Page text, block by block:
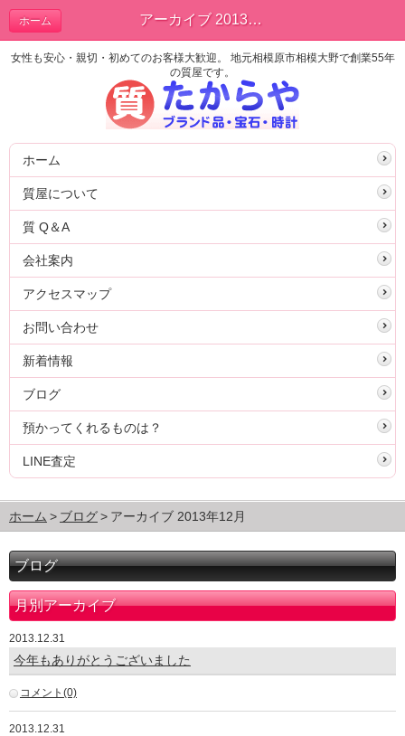
アーカイブ 2013年12月 | ブログ
ホーム
女性も安心・親切・初めてのお客様大歓迎。 地元相模原市相模大野で創業55年
の質屋です。
ホーム
質屋について
質 Q＆A
会社案内
アクセスマップ
お問い合わせ
新着情報
ブログ
預かってくれるものは？
LINE査定
ホーム ブログ アーカイブ 2013年12月
ブログ
月別アーカイブ
2013.12.31
今年もありがとうございました
コメント(0)
2013.12.31